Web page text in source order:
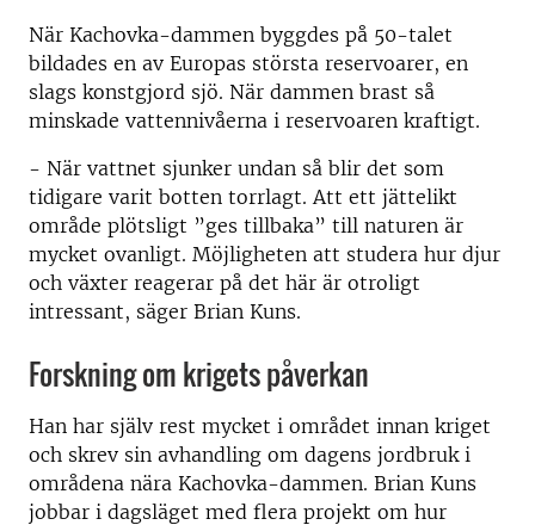
När Kachovka-dammen byggdes på 50-talet
bildades en av Europas största reservoarer, en
slags konstgjord sjö. När dammen brast så
minskade vattennivåerna i reservoaren kraftigt.
- När vattnet sjunker undan så blir det som
tidigare varit botten torrlagt. Att ett jättelikt
område plötsligt ”ges tillbaka” till naturen är
mycket ovanligt. Möjligheten att studera hur djur
och växter reagerar på det här är otroligt
intressant, säger Brian Kuns.
Forskning om krigets påverkan
Han har själv rest mycket i området innan kriget
och skrev sin avhandling om dagens jordbruk i
områdena nära Kachovka-dammen. Brian Kuns
jobbar i dagsläget med flera projekt om hur